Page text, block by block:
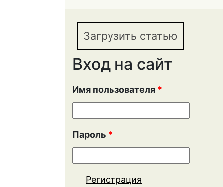
Загрузить статью
Вход на сайт
Имя пользователя *
Пароль *
Регистрация